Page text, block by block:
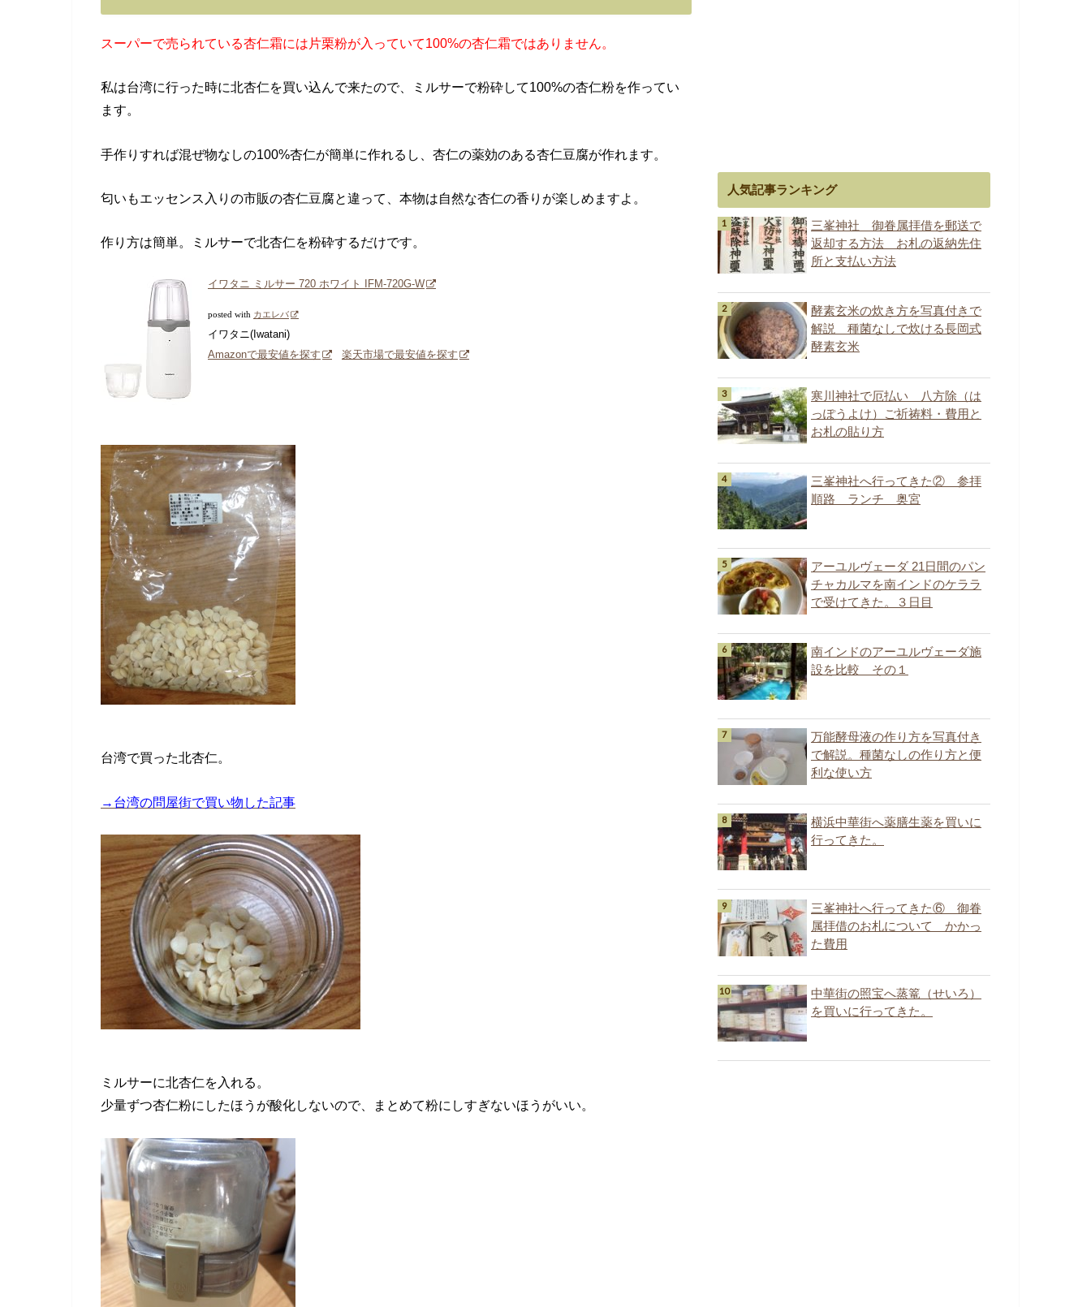
スーパーで売られている杏仁霜には片栗粉が入っていて100%の杏仁霜ではありません。
私は台湾に行った時に北杏仁を買い込んで来たので、ミルサーで粉砕して100%の杏仁粉を作ってい
ます。
手作りすれば混ぜ物なしの100%杏仁が簡単に作れるし、杏仁の薬効のある杏仁豆腐が作れます。
匂いもエッセンス入りの市販の杏仁豆腐と違って、本物は自然な杏仁の香りが楽しめますよ。
作り方は簡単。ミルサーで北杏仁を粉砕するだけです。
イワタニ ミルサー 720 ホワイト IFM-720G-W
posted with カエレバ
イワタニ(Iwatani)
Amazonで最安値を探す
楽天市場で最安値を探す
台湾で買った北杏仁。
→台湾の問屋街で買い物した記事
ミルサーに北杏仁を入れる。
少量ずつ杏仁粉にしたほうが酸化しないので、まとめて粉にしすぎないほうがいい。
人気記事ランキング
三峯神社 御眷属拝借を郵送で
返却する方法 お札の返納先住
所と支払い方法
酵素玄米の炊き方を写真付きで
解説 種菌なしで炊ける長岡式
酵素玄米
寒川神社で厄払い 八方除（は
っぽうよけ）ご祈祷料・費用と
お札の貼り方
三峯神社へ行ってきた② 参拝
順路 ランチ 奥宮
アーユルヴェーダ 21日間のパン
チャカルマを南インドのケララ
で受けてきた。３日目
南インドのアーユルヴェーダ施
設を比較 その１
万能酵母液の作り方を写真付き
で解説。種菌なしの作り方と便
利な使い方
横浜中華街へ薬膳生薬を買いに
行ってきた。
三峯神社へ行ってきた⑥ 御眷
属拝借のお札について かかっ
た費用
中華街の照宝へ蒸篭（せいろ）
を買いに行ってきた。